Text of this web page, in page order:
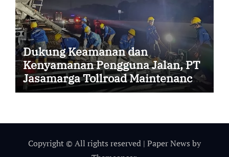
Dukung Keamanan dan
Kenyamanan Pengguna Jalan, PT
Jasamarga Tollroad Maintenance
Laksanakan Pekerjaan Preservasi
Copyright © All rights reserved | Paper News by